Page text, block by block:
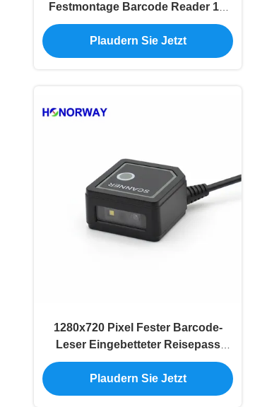
Festmontage Barcode Reader 1D
2D QR für Selbstbedienung Kiosk
Plaudern Sie Jetzt
1280x720 Pixel Fester Barcode-
Leser Eingebetteter Reisepass
OCR Weitwinkel-Barcode-Scanner
Plaudern Sie Jetzt